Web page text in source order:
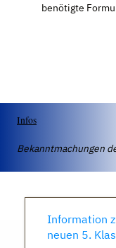
benötigte
Infos
Bekanntmachungen
Information
neuen 5.